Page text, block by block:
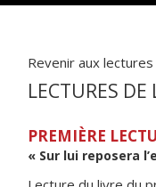
Revenir aux lectures
LECTURES DE
PREMIÈRE
« Sur lui reposera